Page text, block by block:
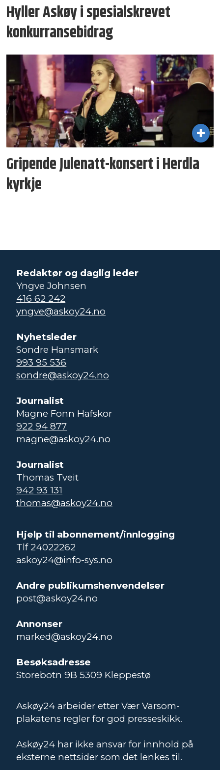
Hyller Askøy i spesial­skrevet
konkurransebidrag
Gripende Julenatt-konsert i Herdla
kyrkje
Redaktør og daglig leder
Yngve Johnsen
416 62 242
yngve@askoy24.no
Nyhetsleder
Sondre Hansmark
993 95 536
sondre@askoy24.no
Journalist
Magne Fonn Hafskor
922 94 877
magne@askoy24.no
Journalist
Thomas Tveit
942 93 131
thomas@askoy24.no
Hjelp til abonnement/innlogging
Tlf 24022262
askoy24@info-sys.no
Andre publikumshenvendelser
post@askoy24.no
Annonser
marked@askoy24.no
Besøksadresse
Storebotn 9B 5309 Kleppestø
Askøy24 arbeider etter Vær Varsom-
plakatens regler for god presseskikk.
Askøy24 har ikke ansvar for innhold på
eksterne nettsider som det lenkes til.